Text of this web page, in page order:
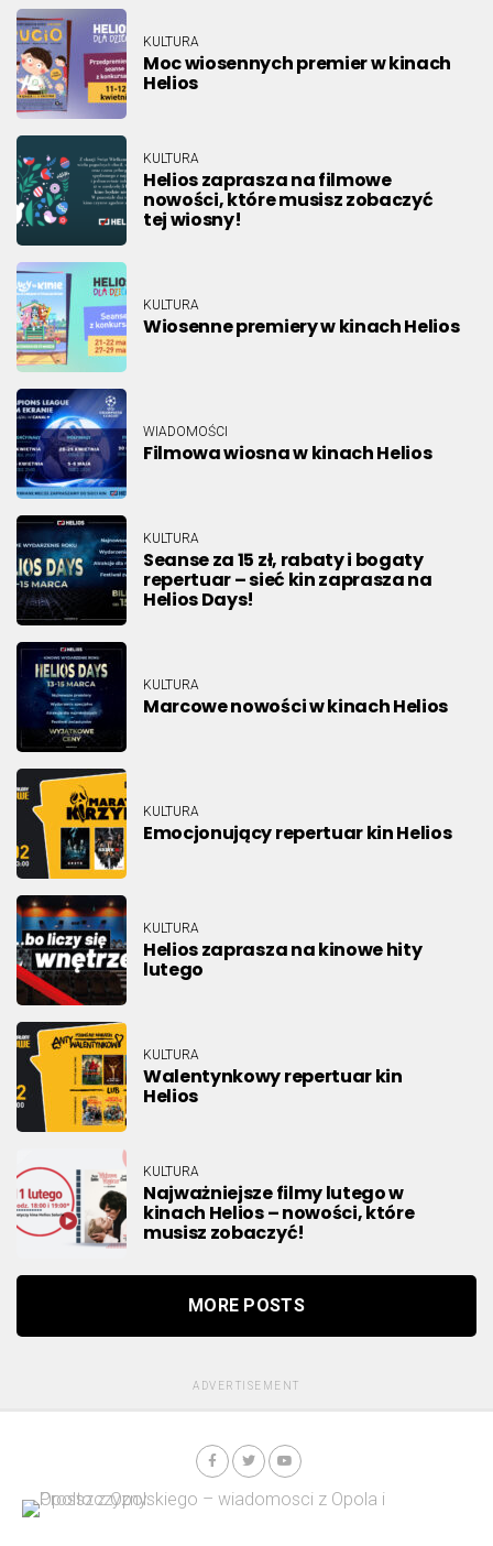
KULTURA
Moc wiosennych premier w kinach
Helios
KULTURA
Helios zaprasza na filmowe
nowości, które musisz zobaczyć
tej wiosny!
KULTURA
Wiosenne premiery w kinach Helios
WIADOMOŚCI
Filmowa wiosna w kinach Helios
KULTURA
Seanse za 15 zł, rabaty i bogaty
repertuar – sieć kin zaprasza na
Helios Days!
KULTURA
Marcowe nowości w kinach Helios
KULTURA
Emocjonujący repertuar kin Helios
KULTURA
Helios zaprasza na kinowe hity
lutego
KULTURA
Walentynkowy repertuar kin
Helios
KULTURA
Najważniejsze filmy lutego w
kinach Helios – nowości, które
musisz zobaczyć!
MORE POSTS
ADVERTISEMENT